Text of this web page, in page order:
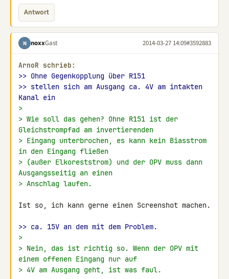
Antwort
N noxxGast 2014-03-27 14:09#3592883
ArnoR schrieb:
>> Ohne Gegenkopplung über R151
>> stellen sich am Ausgang ca. 4V am intakten
Kanal ein
>
> Wie soll das gehen? Ohne R151 ist der
Gleichstrompfad am invertierenden
> Eingang unterbrochen, es kann kein Biasstrom
in den Eingang fließen
> (außer Elkoreststrom) und der OPV muss dann
Ausgangsseitig an einen
> Anschlag laufen.
Ist so, ich kann gerne einen Screenshot machen.
>> ca. 15V an dem mit dem Problem.
>
> Nein, das ist richtig so. Wenn der OPV mit
einem offenen Eingang nur auf
> 4V am Ausgang geht, ist was faul.